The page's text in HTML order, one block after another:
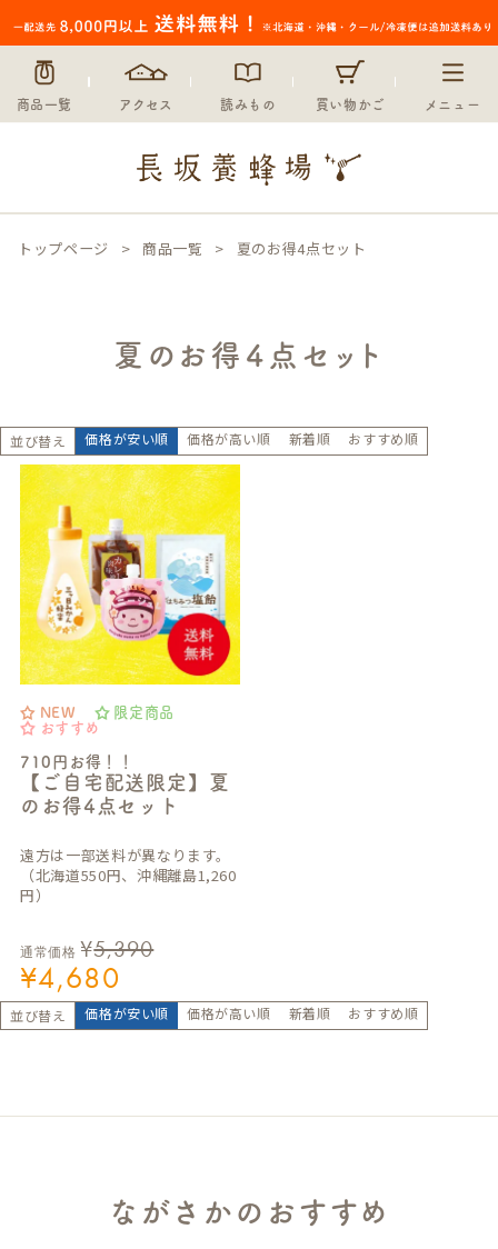
商品一覧 アクセス 読みもの 買い物かご メニュー
トップページ 商品一覧 夏のお得4点セット
夏のお得4点セット
並び替え 価格が安い順 価格が高い順 新着順 おすすめ順
NEW
限定商品
おすすめ
710円お得！！
【ご自宅配送限定】夏
のお得4点セット
遠方は一部送料が異なります。
（北海道550円、沖縄離島1,260
円）
通常価格 ¥5,390
¥4,680
並び替え 価格が安い順 価格が高い順 新着順 おすすめ順
ながさかのおすすめ